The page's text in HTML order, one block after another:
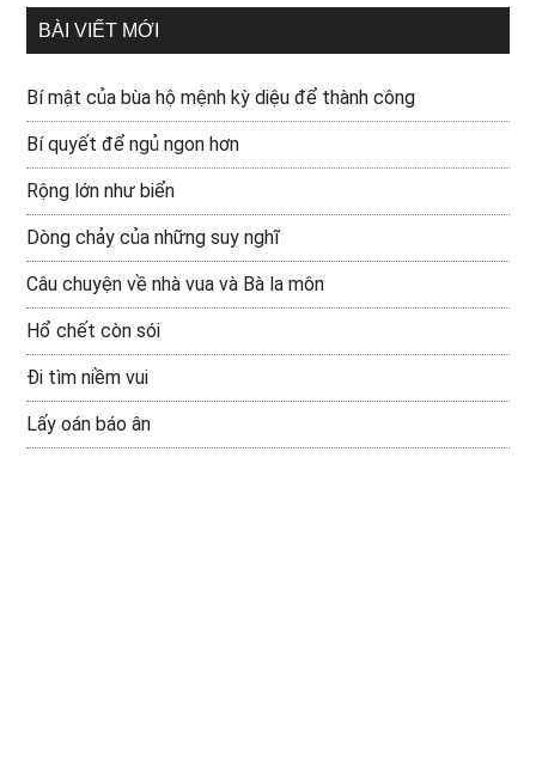
BÀI VIẾT MỚI
Bí mật của bùa hộ mệnh kỳ diệu để thành công
Bí quyết để ngủ ngon hơn
Rộng lớn như biển
Dòng chảy của những suy nghĩ
Câu chuyện về nhà vua và Bà la môn
Hổ chết còn sói
Đi tìm niềm vui
Lấy oán báo ân